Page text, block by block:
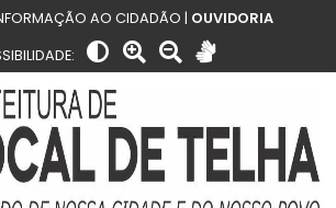
AO CIDADÃO | OUVIDORIA